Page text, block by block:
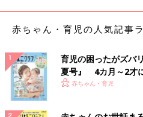
赤ちゃん・育児の人気記事
育児の困ったがズバ
夏号』 4カ月～2才
いっぱい！
赤ちゃん・育児